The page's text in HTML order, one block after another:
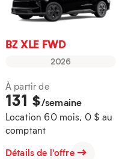
BZ XLE FWD
2026
À partir de
131 $/semaine
Location 60 mois, 0 $ au
comptant
Détails de l'offre